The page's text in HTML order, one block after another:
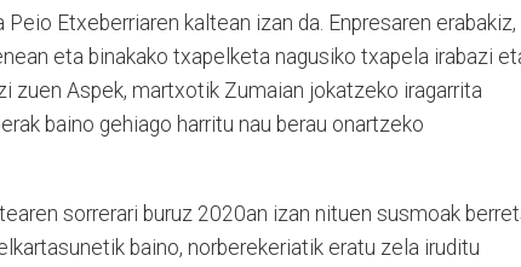
Etxeberriaren kaltean izan da. Enpresaren erabakiz,
eta binakako txapelketa nagusiko txapela irabazi
zuen Aspek, martxotik Zumaian jokatzeko iragarrita
baino gehiago harritu nau berau onartzeko
sorrerari buruz 2020an izan nituen susmoak
baino, norberekeriatik eratu zela iruditu